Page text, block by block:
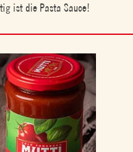
ist die Pasta Sauce!